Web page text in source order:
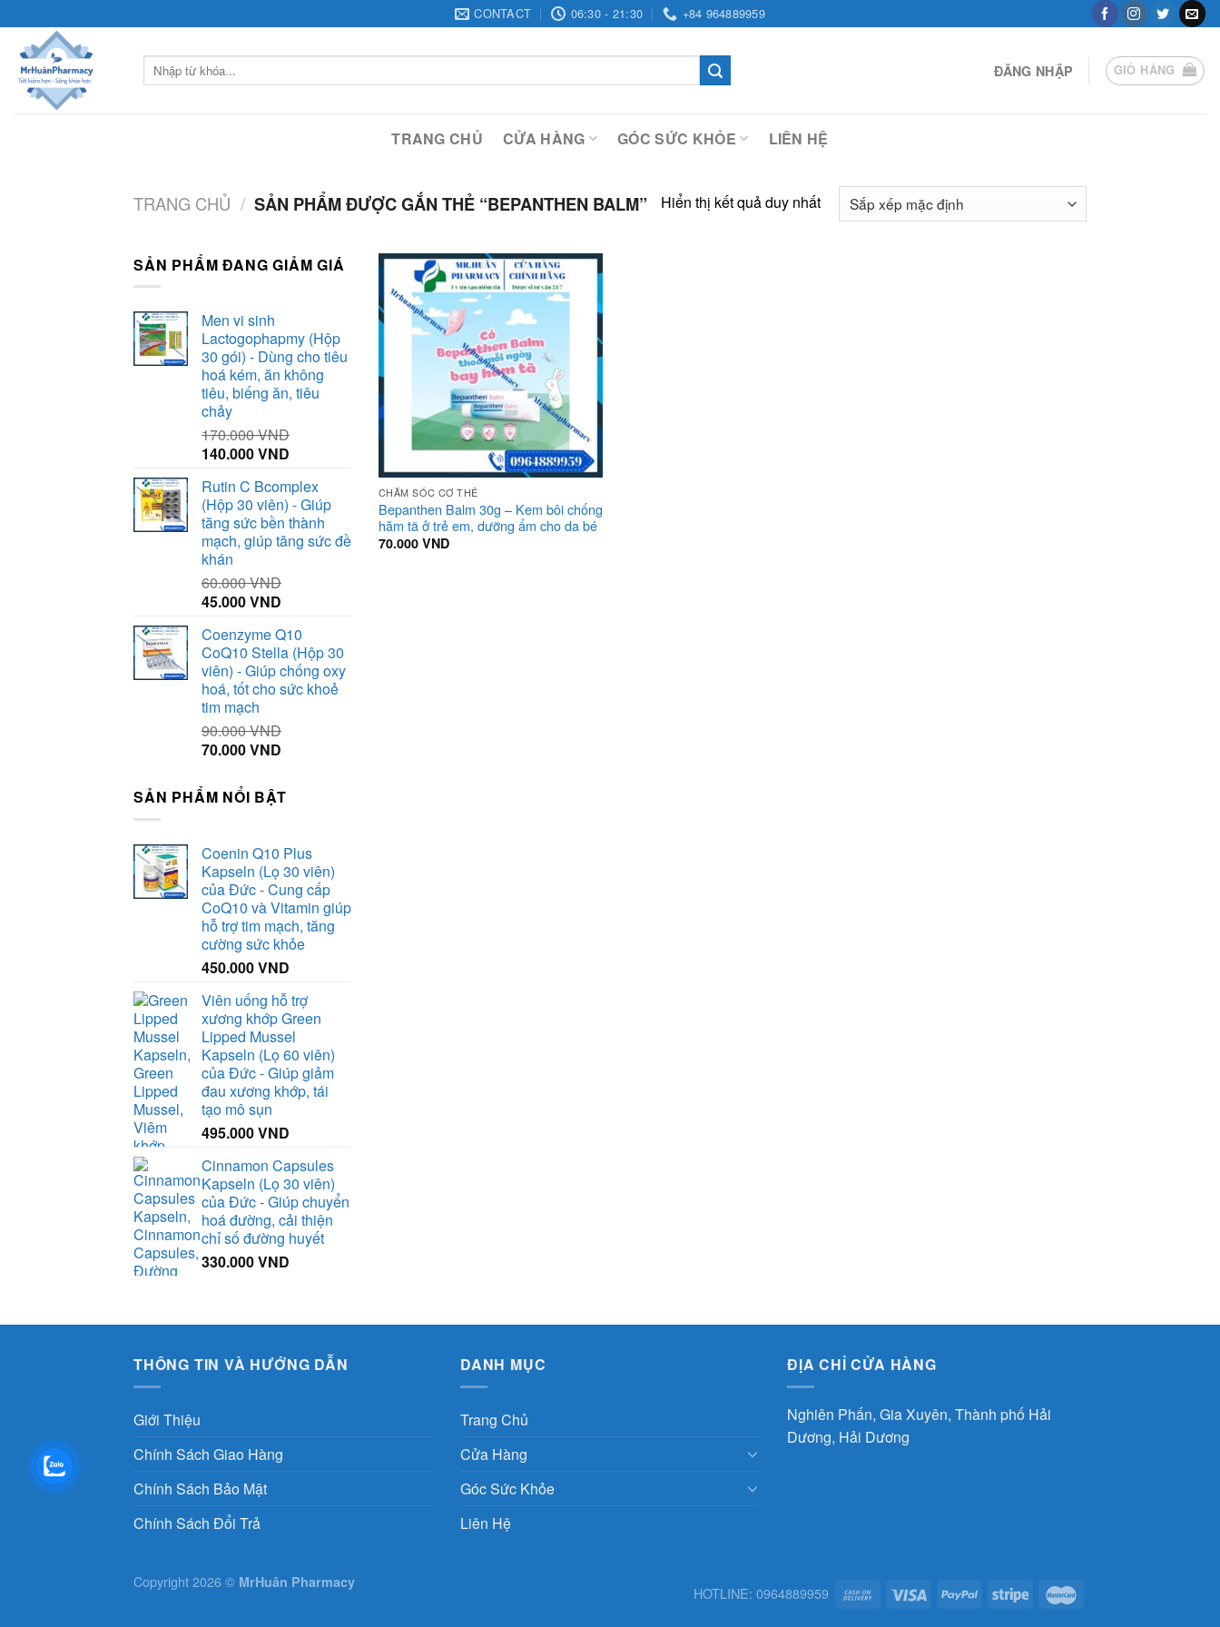
to
content
CONTACT 06:30 - 21:30 +84 964889959
Tìm
kiếm:
ĐĂNG NHẬP GIỎ HÀNG
TRANG CHỦ CỬA HÀNG GÓC SỨC KHỎE LIÊN HỆ
TRANG CHỦ / SẢN PHẨM ĐƯỢC GẮN THẺ “BEPANTHEN BALM” Hiển thị kết quả duy nhất
SẢN PHẨM ĐANG GIẢM GIÁ
Men vi sinh
Lactogophapmy (Hộp
30 gói) - Dùng cho tiêu
hoá kém, ăn không
tiêu, biếng ăn, tiêu
chảy
170.000VND
Giá
là:
170.000 VND.
140.000VND
tại
là:
140.000 VND.
Rutin C Bcomplex
(Hộp 30 viên) - Giúp
tăng sức bền thành
mạch, giúp tăng sức đề
khán
60.000VND
Giá
là:
60.000 VND.
45.000VND
tại
là:
45.000 VND.
Coenzyme Q10
CoQ10 Stella (Hộp 30
viên) - Giúp chống oxy
hoá, tốt cho sức khoẻ
tim mạch
90.000VND
Giá
là:
90.000 VND.
70.000VND
tại
là:
SẢN PHẨM NỔI BẬT
Coenin Q10 Plus
Kapseln (Lọ 30 viên)
của Đức - Cung cấp
CoQ10 và Vitamin giúp
hỗ trợ tim mạch, tăng
cường sức khỏe
450.000VND
Viên uống hỗ trợ
xương khớp Green
Lipped Mussel
Kapseln (Lọ 60 viên)
của Đức - Giúp giảm
đau xương khớp, tái
tạo mô sụn
495.000VND
Cinnamon Capsules
Kapseln (Lọ 30 viên)
của Đức - Giúp chuyển
hoá đường, cải thiện
chỉ số đường huyết
330.000VND
CHĂM SÓC CƠ THỂ
Bepanthen Balm 30g – Kem bôi chống
hăm tã ở trẻ em, dưỡng ẩm cho da bé
70.000 VND
THÔNG TIN VÀ HƯỚNG DẪN
Giới Thiệu
Chính Sách Giao Hàng
Chính Sách Bảo Mật
Chính Sách Đổi Trả
DANH MỤC
Trang Chủ
Cửa Hàng
Góc Sức Khỏe
Liên Hệ
ĐỊA CHỈ CỬA HÀNG
Nghiên Phấn, Gia Xuyên, Thành phố Hải
Dương, Hải Dương
HOTLINE: 0964889959
Copyright 2026 © MrHuân Pharmacy